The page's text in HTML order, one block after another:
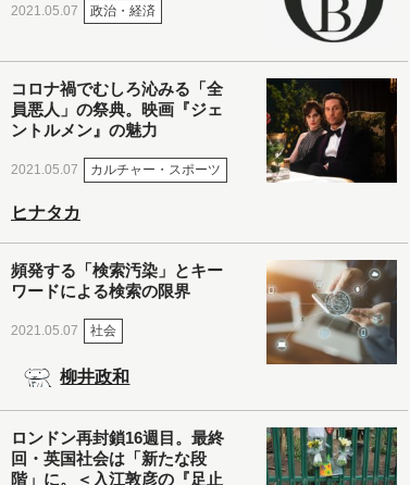
2021.05.07 政治・経済
コロナ禍でむしろ沁みる「全
員悪人」の祭典。映画『ジェ
ントルメン』の魅力
2021.05.07 カルチャー・スポーツ
ヒナタカ
頻発する「検索汚染」とキー
ワードによる検索の限界
2021.05.07 社会
柳井政和
ロンドン再封鎖16週目。最終
回・英国社会は「新たな段
階」に。＜入江敦彦の『足止